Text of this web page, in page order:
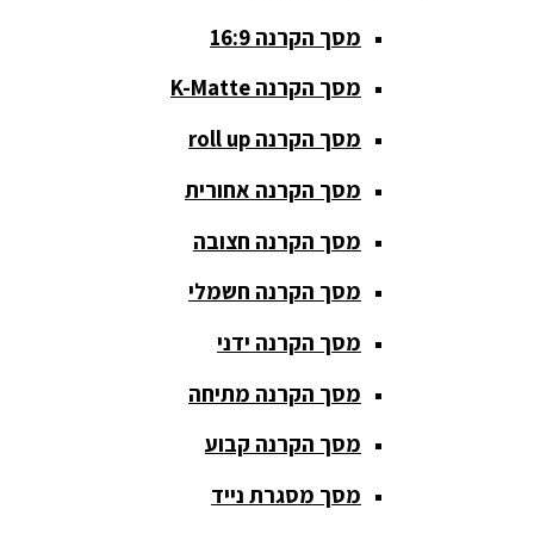
סאבים
וחצובות
ערכת קריוקי
שקטות
מערכות
הגברה
פלטות DJ
קונטרולים
מסך הקרנה 16:9
מסך הקרנה K-Matte
מסך הקרנה roll up
מסך הקרנה אחורית
מסך הקרנה חצובה
מסך הקרנה חשמלי
מסך הקרנה ידני
מסך הקרנה מתיחה
מסך הקרנה קבוע
מסך מסגרת נייד